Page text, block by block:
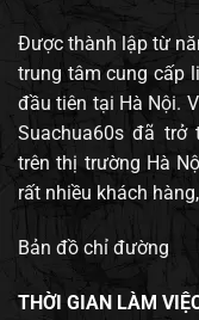
Được thành lập từ
trung tâm cung cấp
đầu tiên tại Hà Nội.
Suachua60s đã trở
trên thị trường Hà
rất nhiều khách
Bản đồ chỉ đường
THỜI GIAN LÀM